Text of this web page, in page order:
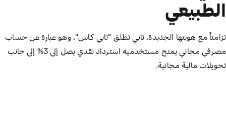
الطبيعي
تزامناً مع هويتها الجديدة، تابي تطلق "تابي كاش"، وهو عبارة عن حساب
مصرفي مجاني يمنح مستخدميه استرداد نقدي يصل إلى 3% إلى جانب
تحويلات مالية مجانية.